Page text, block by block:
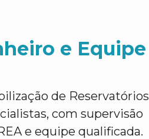
e Equipe
de Reservatórios
com supervisão
e equipe qualificada.